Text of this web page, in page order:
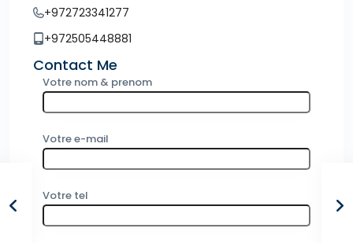
+972723341277
+972505448881
Contact Me
Votre nom & prenom
Votre e-mail
Votre tel